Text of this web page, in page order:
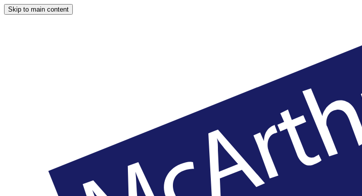
Skip to main content